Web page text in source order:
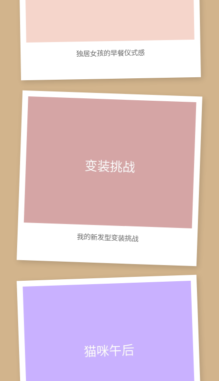
独居女孩的早餐仪式感
我的新发型变装挑战